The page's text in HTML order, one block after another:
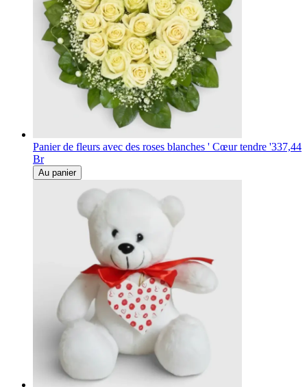
Panier de fleurs avec des roses blanches ' Cœur tendre '337,44
Br
Au panier